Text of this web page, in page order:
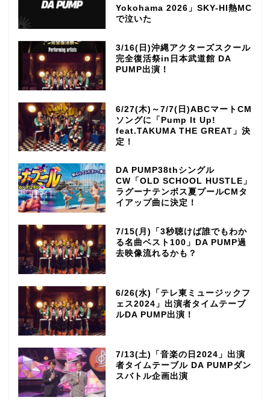
Yokohama 2026」SKY-HI熱MC
で泣いた
3/16(日)沖縄アクターズスクール
完全復活祭in日本武道館 DA
PUMP出演！
6/27(木)～7/7(日)ABCマートCM
ソングに「Pump It Up!
feat.TAKUMA THE GREAT」決
定！
DA PUMP38thシングル
CW「OLD SCHOOL HUSTLE」
ラグーナテンボス夏プールCMタ
イアップ曲に決定！
7/15(月)「3秒聴けば誰でもわか
る名曲ベスト100」DA PUMP過
去映像流れるかも？
6/26(水)「テレ東ミュージックフ
ェス2024」出演者タイムテーブ
ルDA PUMP出演！
7/13(土)「音楽の日2024」出演
者タイムテーブル DA PUMPダン
スバトル企画出演